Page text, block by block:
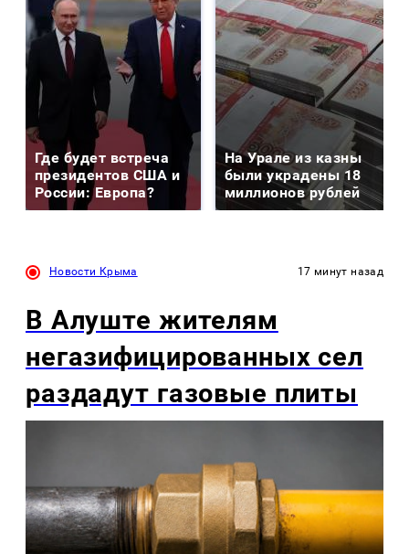
Где будет встреча
президентов США и
России: Европа?
На Урале из казны
были украдены 18
миллионов рублей
Новости Крыма 17 минут назад
В Алуште жителям
негазифицированных сел
раздадут газовые плиты